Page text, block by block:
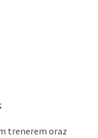
trenerem oraz